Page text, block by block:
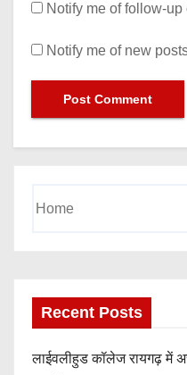
Notify me of follow-
Notify me of new
e
Recent Posts
लाईवलीहुड कॉलेज रायगढ़ में